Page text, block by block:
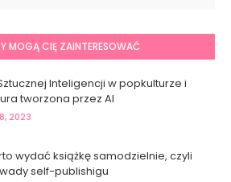
MOGĄ CIĘ ZAINTERESOWAĆ
Inteligencji w popkulturze i
tworzona przez AI
2023
wydać książkę samodzielnie, czyli
self-publishigu